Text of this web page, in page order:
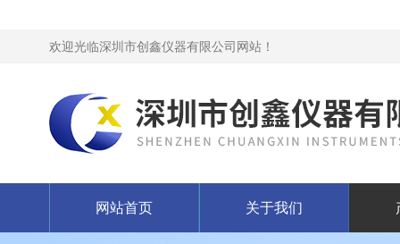
欢迎光临深圳市创鑫仪器有限公司网站！
网站首页 关于我们